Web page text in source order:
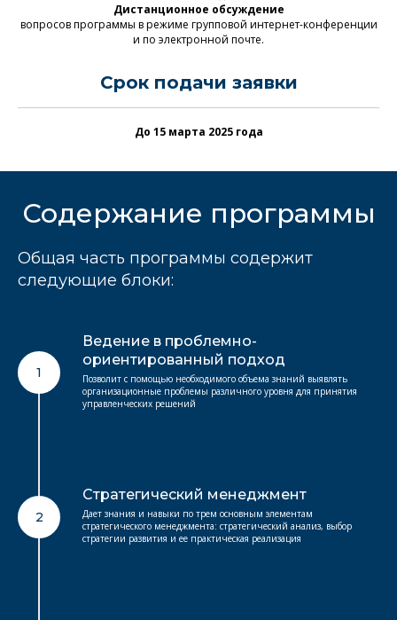
Дистанционное обсуждение
вопросов программы в режиме групповой интернет-конференции
и по электронной почте.
Срок подачи заявки
До 15 марта 2025 года
Содержание программы
Общая часть программы содержит
следующие блоки:
1
Ведение в проблемно-
ориентированный подход
Позволит с помощью необходимого объема знаний выявлять
организационные проблемы различного уровня для принятия
управленческих решений
2
Стратегический менеджмент
Дает знания и навыки по трем основным элементам
стратегического менеджмента: стратегический анализ, выбор
стратегии развития и ее практическая реализация